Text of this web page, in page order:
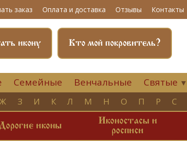
заказ Оплата и доставка Отзывы Контакты
Кто мой покровитель?
икону
Семейные Венчальные Святые ▼
З И К Л М Н О П Р С
иконы
Иконостасы и
росписи